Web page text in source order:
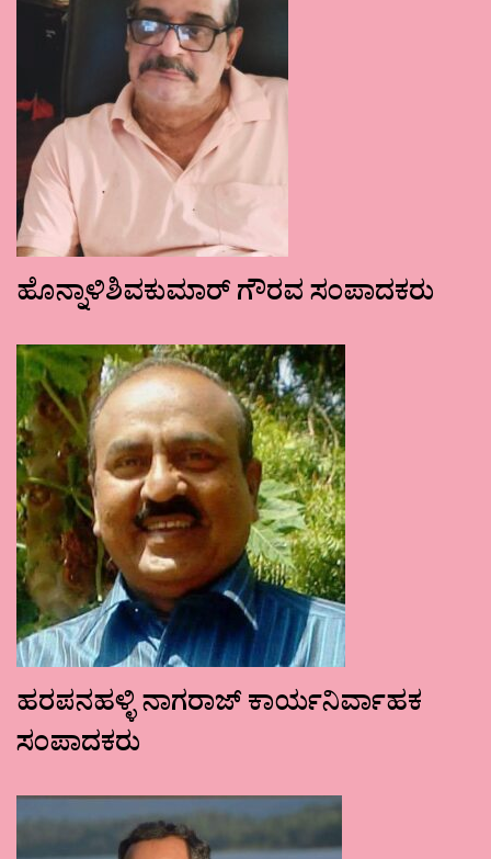
ಹೊನ್ನಾಳಿಶಿವಕುಮಾರ್ ಗೌರವ ಸಂಪಾದಕರು
ಹರಪನಹಳ್ಳಿ ನಾಗರಾಜ್ ಕಾರ್ಯನಿರ್ವಾಹಕ
ಸಂಪಾದಕರು